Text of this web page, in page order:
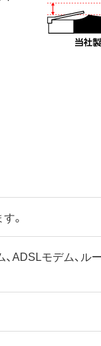
。
ADSLモデム、ル